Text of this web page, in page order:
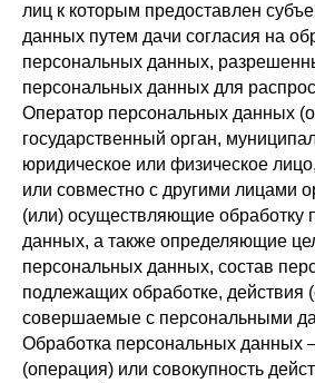
лиц к которым предоставлен
данных путем дачи согласия на
персональных данных,
персональных данных для
Оператор персональных данных
государственный орган,
юридическое или физическое
или совместно с другими лицами
(или) осуществляющие обработку
данных, а также определяющие
персональных данных, состав
подлежащих обработке, действия
совершаемые с персональными
Обработка персональных данных
(операция) или совокупность